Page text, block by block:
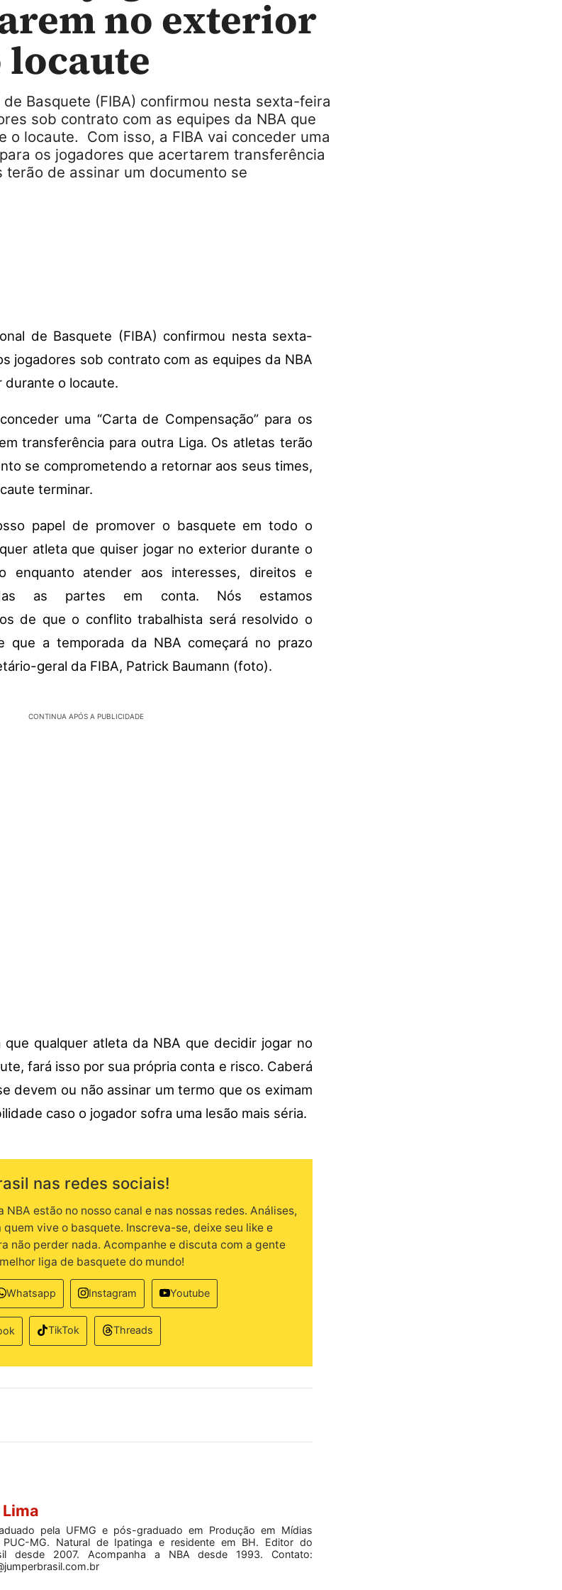
no exterior
Basquete (FIBA) confirmou nesta sexta-feira
sob contrato com as equipes da NBA que
o locaute. Com isso, a FIBA vai conceder uma
os jogadores que acertarem transferência
terão de assinar um documento se
de Basquete (FIBA) confirmou nesta sexta-
jogadores sob contrato com as equipes da NBA
durante o locaute.
uma “Carta de Compensação” para os
transferência para outra Liga. Os atletas terão
se comprometendo a retornar aos seus times,
terminar.
papel de promover o basquete em todo o
atleta que quiser jogar no exterior durante o
enquanto atender aos interesses, direitos e
as partes em conta. Nós estamos
de que o conflito trabalhista será resolvido o
que a temporada da NBA começará no prazo
geral da FIBA, Patrick Baumann (foto).
CONTINUA APÓS A PUBLICIDADE
que qualquer atleta da NBA que decidir jogar no
fará isso por sua própria conta e risco. Caberá
devem ou não assinar um termo que os eximam
caso o jogador sofra uma lesão mais séria.
nas redes sociais!
estão no nosso canal e nas nossas redes. Análises,
vive o basquete. Inscreva-se, deixe seu like e
não perder nada. Acompanhe e discuta com a gente
liga de basquete do mundo!
Whatsapp Instagram Youtube
TikTok Threads
pela UFMG e pós-graduado em Produção em Mídias
PUC-MG. Natural de Ipatinga e residente em BH. Editor do
desde 2007. Acompanha a NBA desde 1993. Contato: